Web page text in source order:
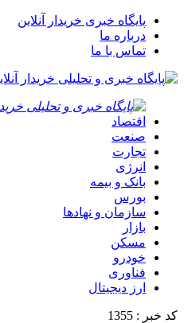
پایگاه خبری خریدار آنلاین
درباره ما
تماس با ما
اقتصاد
صنعت
تجارت
انرژی
بانک و بیمه
بورس
سازمان و نهادها
بازار
مسکن
خودرو
فناوری
ارز دیجیتال
کد خبر : 1355